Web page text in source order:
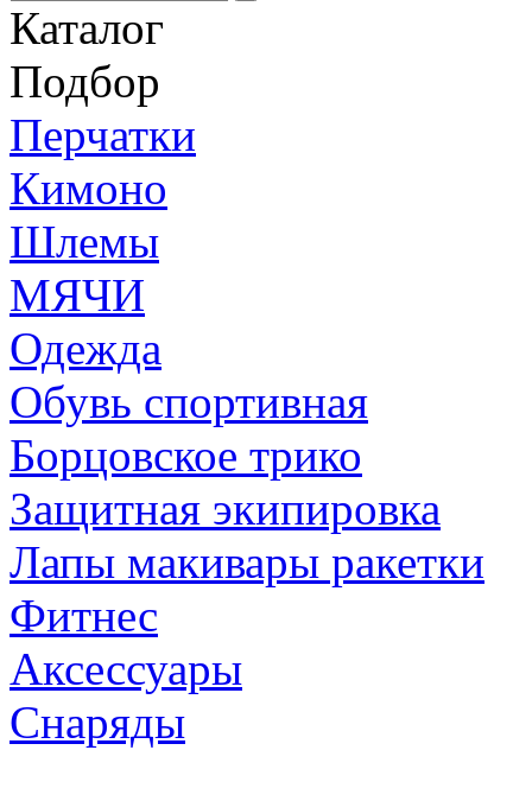
Каталог
Подбор
Перчатки
Кимоно
Шлемы
МЯЧИ
Одежда
Обувь спортивная
Борцовское трико
Защитная экипировка
Лапы макивары ракетки
Фитнес
Аксессуары
Снаряды